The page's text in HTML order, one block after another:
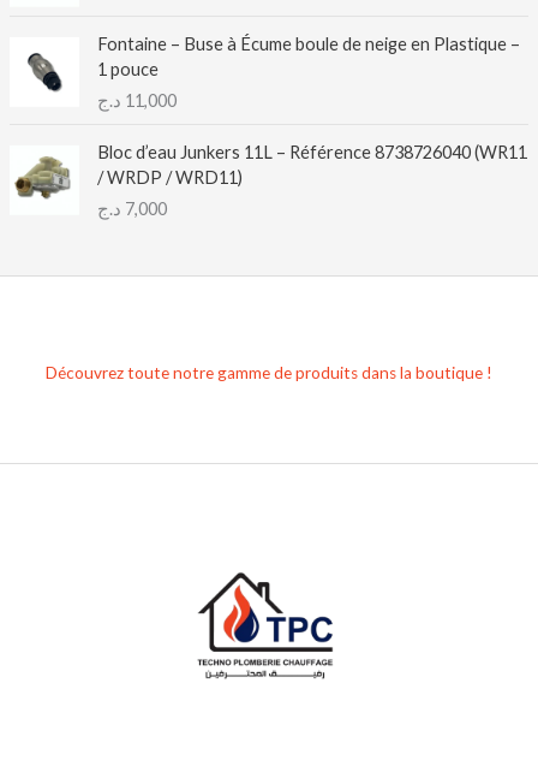
Fontaine – Buse à Écume boule de neige en Plastique –
1 pouce
11,000 د.ج
Bloc d’eau Junkers 11L – Référence 8738726040 (WR11
/ WRDP / WRD11)
7,000 د.ج
Découvrez toute notre gamme de produits dans la boutique !